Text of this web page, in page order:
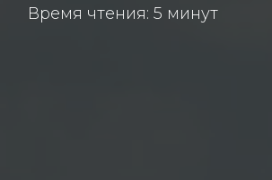
Время чтения: 5 минут